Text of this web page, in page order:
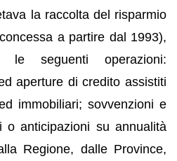
la raccolta del risparmio
a partire dal 1993),
le seguenti operazioni:
aperture di credito assistiti
immobiliari; sovvenzioni e
o anticipazioni su annualità
Regione, dalle Province,